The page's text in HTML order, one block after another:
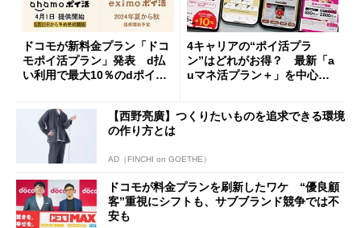
ドコモが新料金プラン「ドコ
モポイ活プラン」発表 d払
い利用で最大10％のdポイン
4キャリアの“ポイ活プラ
ン”はどれがお得？ 最新「a
uマネ活プラン＋」を中心に
【西野亮廣】つくりたいものを追求できる環境
の作り方とは
AD（FINCHI on GOETHE）
ドコモが料金プランを刷新したワケ “優良顧
客”重視にシフトも、サブブランド競争では不
安も